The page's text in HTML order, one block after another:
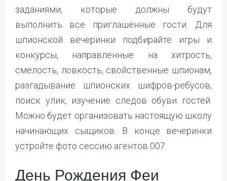
заданиями, которые должны будут
выполнить все приглашённые гости. Для
шпионской вечеринки подбирайте игры и
конкурсы, направленные на хитрость,
смелость, ловкость, свойственные шпионам,
разгадывание шпионских шифров-ребусов,
поиск улик, изучение следов обуви гостей.
Можно будет организовать настоящую школу
начинающих сыщиков. В конце вечеринки
устройте фото сессию агентов 007.
День Рождения Феи